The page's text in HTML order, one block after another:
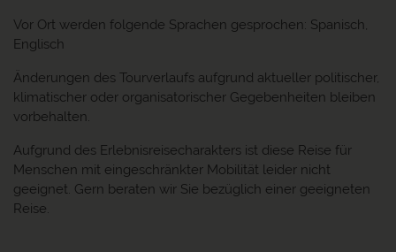
Vor Ort werden folgende Sprachen gesprochen: Spanisch,
Englisch
Änderungen des Tourverlaufs aufgrund aktueller politischer,
klimatischer oder organisatorischer Gegebenheiten bleiben
vorbehalten.
Aufgrund des Erlebnisreisecharakters ist diese Reise für
Menschen mit eingeschränkter Mobilität leider nicht
geeignet. Gern beraten wir Sie bezüglich einer geeigneten
Reise.